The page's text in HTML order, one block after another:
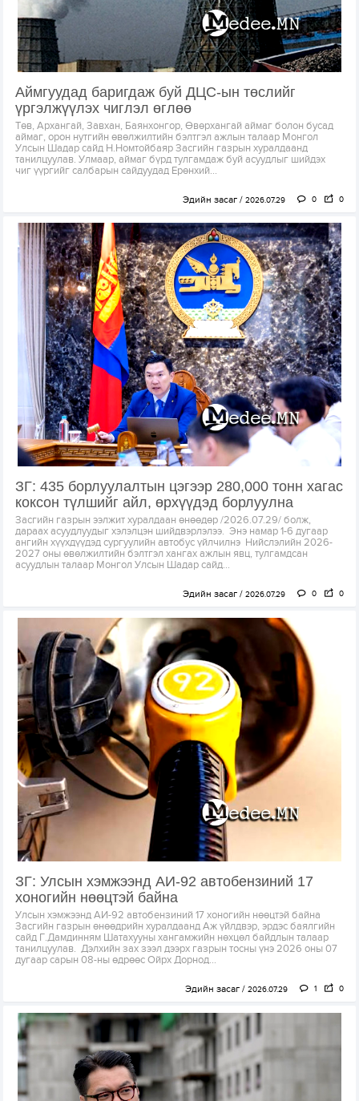
Аймгуудад баригдаж буй ДЦС-ын төслийг
үргэлжүүлэх чиглэл өглөө
Төв, Архангай, Завхан, Баянхонгор, Өвөрхангай аймаг болон бусад
аймаг, орон нутгийн өвөлжилтийн бэлтгэл ажлын талаар Монгол
Улсын Шадар сайд Н.Номтойбаяр Засгийн газрын хуралдаанд
танилцуулав. Улмаар, аймаг бүрд тулгамдаж буй асуудлыг шийдэх
чиг үүргийг салбарын сайдуудад Ерөнхий...
Эдийн засаг 2026.07.29 0 0
ЗГ: 435 борлуулалтын цэгээр 280,000 тонн хагас
коксон түлшийг айл, өрхүүдэд борлуулна
Засгийн газрын ээлжит хуралдаан өнөөдөр /2026.07.29/ болж,
дараах асуудлуудыг хэлэлцэн шийдвэрлэлээ. Энэ намар 1-6 дугаар
ангийн хүүхдүүдэд сургуулийн автобус үйлчилнэ Нийслэлийн 2026-
2027 оны өвөлжилтийн бэлтгэл хангах ажлын явц, тулгамдсан
асуудлын талаар Монгол Улсын Шадар сайд...
Эдийн засаг 2026.07.29 0 0
ЗГ: Улсын хэмжээнд АИ-92 автобензиний 17
хоногийн нөөцтэй байна
Улсын хэмжээнд АИ-92 автобензиний 17 хоногийн нөөцтэй байна
Засгийн газрын өнөөдрийн хуралдаанд Аж үйлдвэр, эрдэс баялгийн
сайд Г.Дамдинням Шатахууны хангамжийн нөхцөл байдлын талаар
танилцуулав. Дэлхийн зах зээл дээрх газрын тосны үнэ 2026 оны 07
дугаар сарын 08-ны өдрөөс Ойрх Дорнод...
Эдийн засаг 2026.07.29 1 0